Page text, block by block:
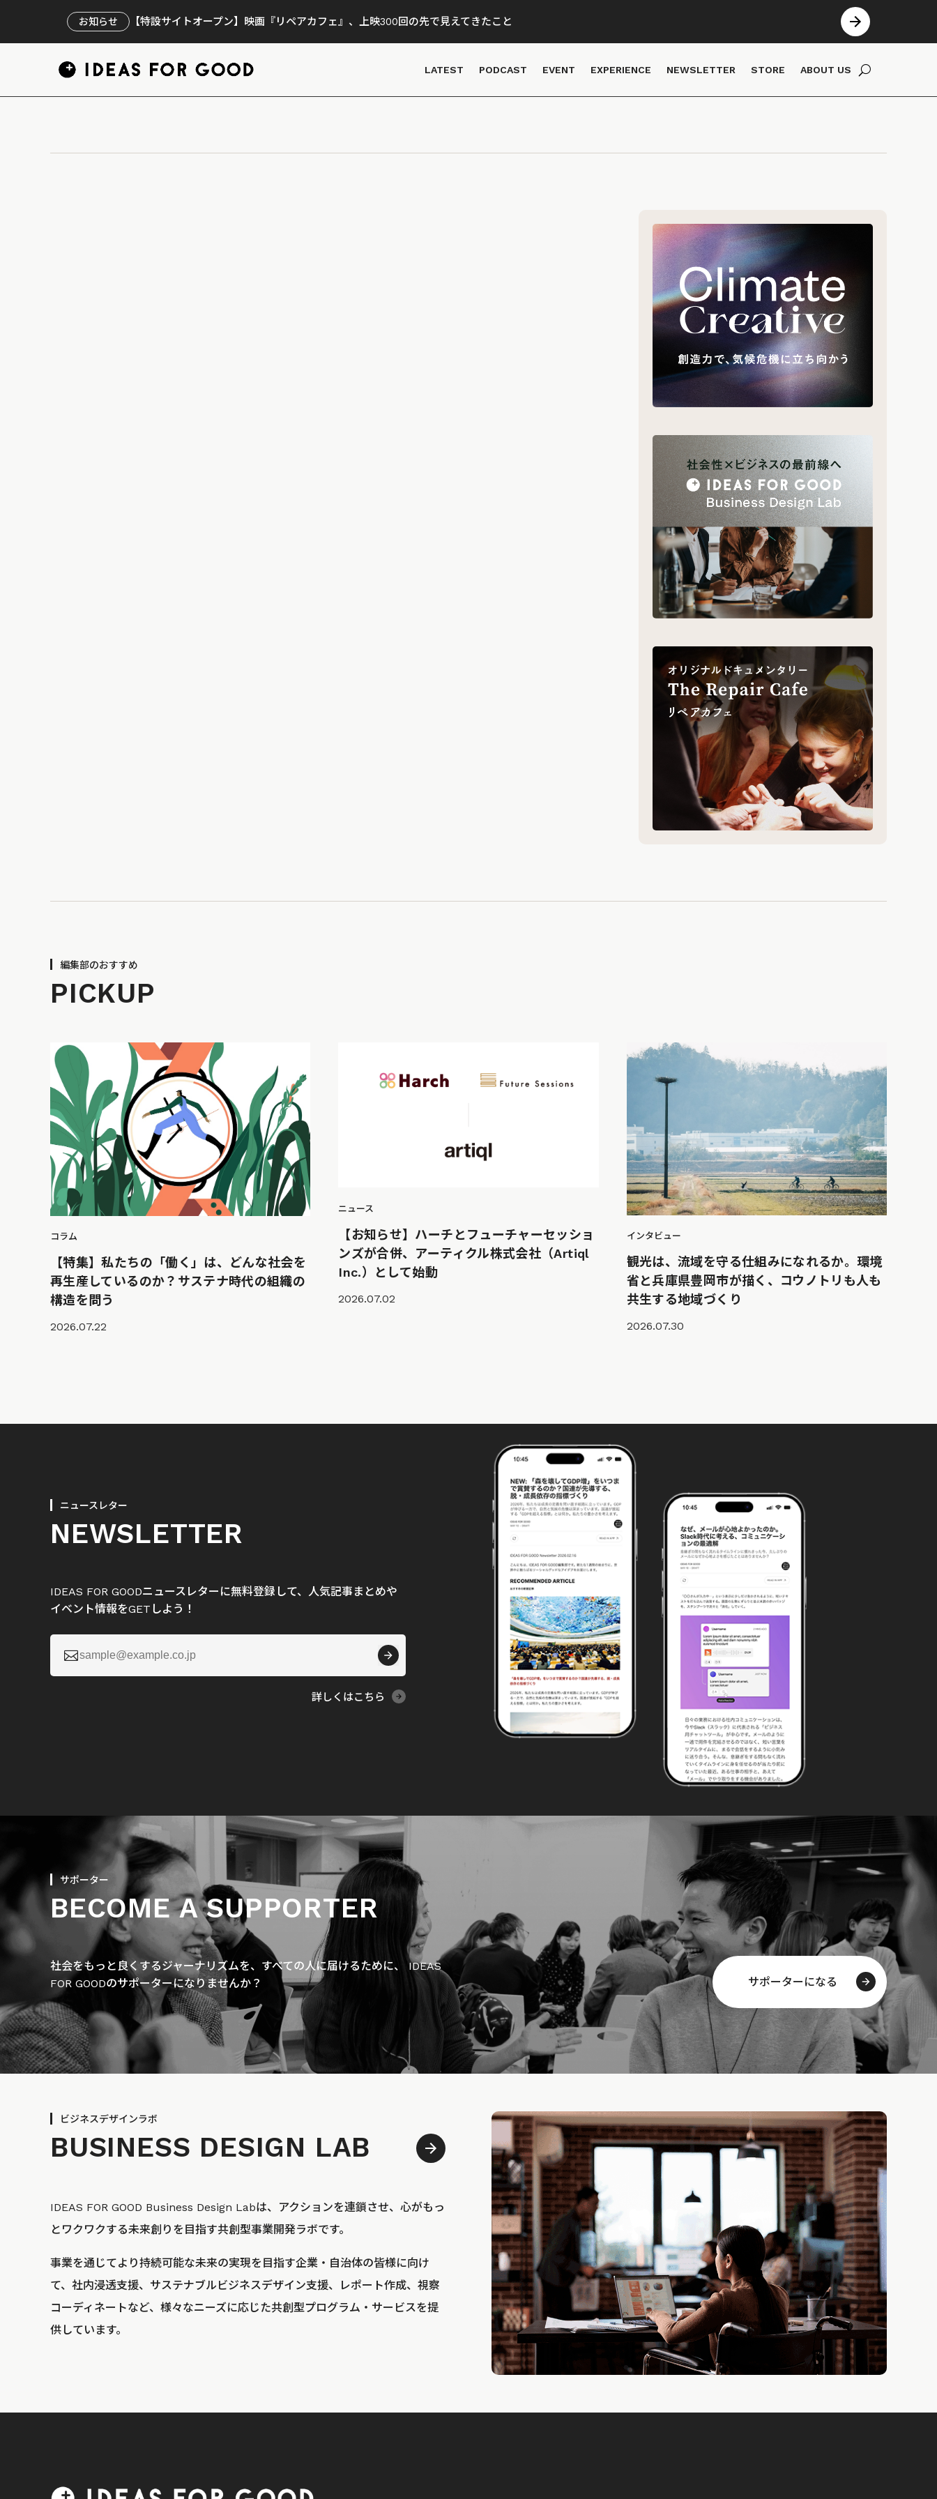
お知らせ 【特設サイトオープン】映画『リペアカフェ』、上映300回の先で見えてきたこと
LATEST PODCAST EVENT EXPERIENCE NEWSLETTER STORE ABOUT US
編集部のおすすめ
PICKUP
コラム
【特集】私たちの「働く」は、どんな社会を
再生産しているのか？サステナ時代の組織の
構造を問う
2026.07.22
ニュース
【お知らせ】ハーチとフューチャーセッショ
ンズが合併、アーティクル株式会社（Artiql
Inc.）として始動
2026.07.02
インタビュー
観光は、流域を守る仕組みになれるか。環境
省と兵庫県豊岡市が描く、コウノトリも人も
共生する地域づくり
2026.07.30
ニュースレター
NEWSLETTER
IDEAS FOR GOODニュースレターに無料登録して、人気記事まとめや
イベント情報をGETしよう！

詳しくはこちら
サポーター
BECOME A SUPPORTER
社会をもっと良くするジャーナリズムを、すべての人に届けるために、 IDEAS
FOR GOODのサポーターになりませんか？
サポーターになる
ビジネスデザインラボ
BUSINESS DESIGN LAB
IDEAS FOR GOOD Business Design Labは、アクションを連鎖させ、心がもっ
とワクワクする未来創りを目指す共創型事業開発ラボです。
事業を通じてより持続可能な未来の実現を目指す企業・自治体の皆様に向け
て、社内浸透支援、サステナブルビジネスデザイン支援、レポート作成、視察
コーディネートなど、様々なニーズに応じた共創型プログラム・サービスを提
供しています。